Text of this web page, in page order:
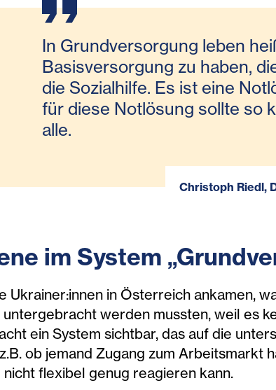
In Grundversorgung leben
Basisversorgung zu haben,
die Sozialhilfe. Es ist eine
für diese Notlösung sollte so
alle.
Christoph Riedl,
im System
Ukrainer:innen in Österreich ankamen,
werden mussten, weil es
ein System sichtbar, das auf die
ob jemand Zugang zum Arbeitsmarkt
flexibel genug reagieren kann.